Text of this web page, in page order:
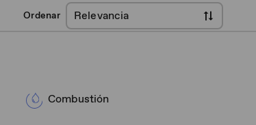
Ordenar Relevancia
Combustión